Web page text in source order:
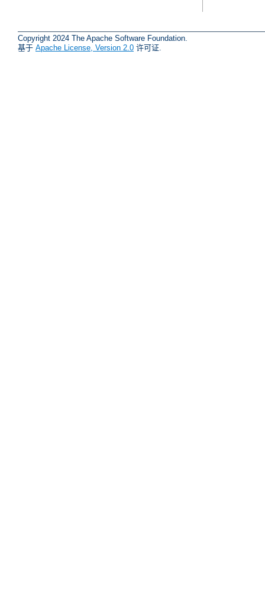
Copyright 2024 The Apache Software Foundation.
基于 Apache License, Version 2.0 许可证.